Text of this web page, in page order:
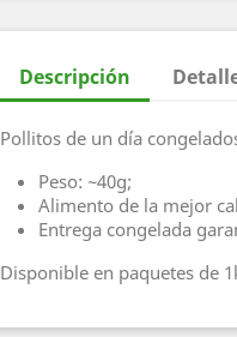
Descripción
Pollitos de un día
Peso: ~40g;
Alimento de la mejor
Entrega congelada
Disponible en paquetes de